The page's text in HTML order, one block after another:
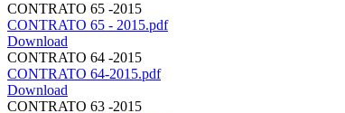
CONTRATO 65 -2015
CONTRATO 65 - 2015.pdf
Download
CONTRATO 64 -2015
CONTRATO 64-2015.pdf
Download
CONTRATO 63 -2015